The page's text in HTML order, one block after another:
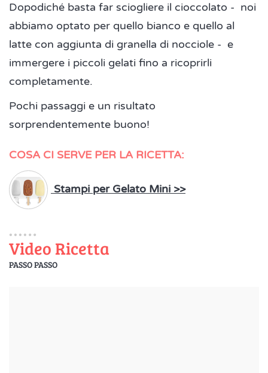
Dopodiché basta far sciogliere il cioccolato - noi
abbiamo optato per quello bianco e quello al
latte con aggiunta di granella di nocciole - e
immergere i piccoli gelati fino a ricoprirli
completamente.
Pochi passaggi e un risultato
sorprendentemente buono!
COSA CI SERVE PER LA RICETTA:
Stampi per Gelato Mini >>
Video Ricetta
PASSO PASSO